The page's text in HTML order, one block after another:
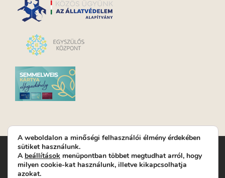
Turay Ida Színház Közhasznú Nonprofit Kft. | Működési
helyszín: Turay Ida Színház 1089 Budapest, Kálvária tér 6. |
Levelezési cím: 1089 Budapest, Kálvária tér 14. | Titkárság:
A weboldalon a minőségi felhasználói élmény érdekében
sütiket használunk.
A beállítások menüpontban többet megtudhat arról, hogy
milyen cookie-kat használunk, illetve kikapcsolhatja
azokat.